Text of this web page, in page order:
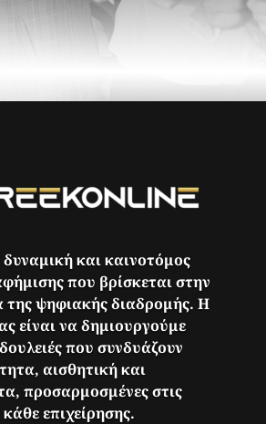
και καινοτόμος
που βρίσκεται στην
ψηφιακής διαδρομής. Η
είναι να δημιουργούμε
που συνδυάζουν
αισθητική και
προσαρμοσμένες στις
επιχείρησης.